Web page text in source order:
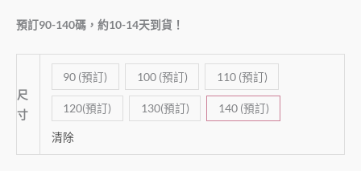
預訂90-140碼，約10-14天到貨！
尺
寸
90 (預訂) 100 (預訂) 110 (預訂)
120(預訂) 130(預訂) 140 (預訂)
清除